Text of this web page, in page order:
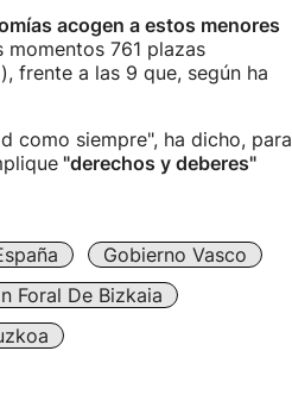
acogen a estos menores
761 plazas
frente a las 9 que, según ha
como siempre", ha dicho, para
"derechos y deberes"
Gobierno Vasco
Foral De Bizkaia